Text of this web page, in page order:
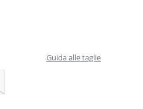
Guida alle taglie